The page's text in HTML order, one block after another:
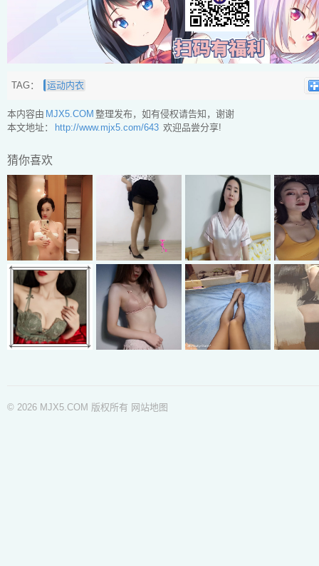
TAG： 运动内衣
本内容由 MJX5.COM 整理发布，如有侵权请告知，谢谢
本文地址：
http://www.mjx5.com/643 欢迎品尝分享!
猜你喜欢
© 2026 MJX5.COM 版权所有 网站地图